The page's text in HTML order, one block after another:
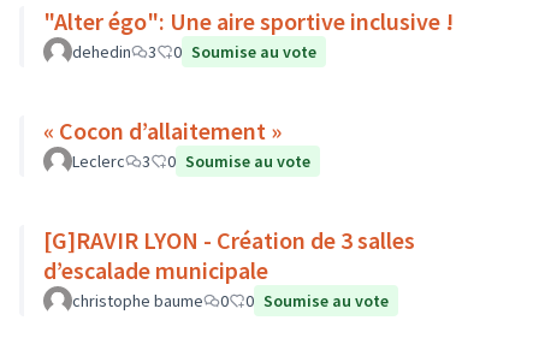
"Alter égo": Une aire sportive inclusive !
dehedin 3 0 Soumise au vote
« Cocon d’allaitement »
Leclerc 3 0 Soumise au vote
[G]RAVIR LYON - Création de 3 salles
d’escalade municipale
christophe baume 0 0 Soumise au vote